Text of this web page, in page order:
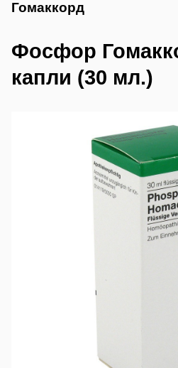
Гомаккорд
Фосфор
капли (30 мл.)